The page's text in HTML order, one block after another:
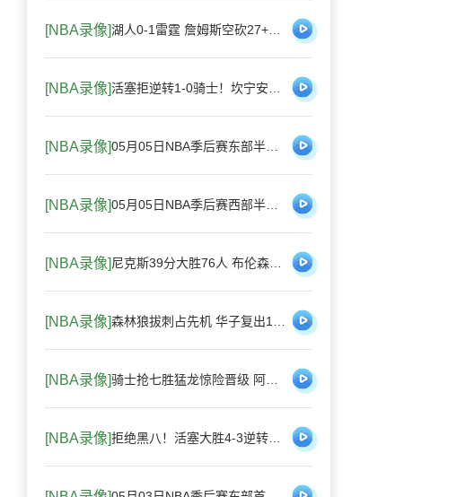
[NBA录像]
[NBA录像]
[NBA录像]
[NBA录像]
[NBA录像]
[NBA录像]
[NBA录像]
[NBA录像]